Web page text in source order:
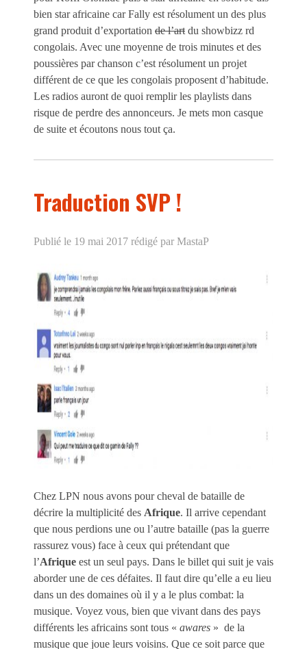
bien star africaine car Fally est résolument un des plus
grand produit d’exportation de l’art du showbizz rd
congolais. Avec une moyenne de trois minutes et des
poussières par chanson c’est résolument un projet
différent de ce que les congolais proposent d’habitude.
Les radios auront de quoi remplir les playlists dans
risque de perdre des annonceurs. Je mets mon casque
de suite et écoutons nous tout ça.
Traduction SVP !
Publié le 19 mai 2017 rédigé par MastaP
Chez LPN nous avons pour cheval de bataille de
décrire la multiplicité des Afrique. Il arrive cependant
que nous perdions une ou l’autre bataille (pas la guerre
rassurez vous) face à ceux qui prétendant que
l’Afrique est un seul pays. Dans le billet qui suit je vais
aborder une de ces défaites. Il faut dire qu’elle a eu lieu
dans un des domaines où il y a le plus combat: la
musique. Voyez vous, bien que vivant dans des pays
différents les africains sont tous « awares » de la
musique que joue leurs voisins. Que ce soit parce que